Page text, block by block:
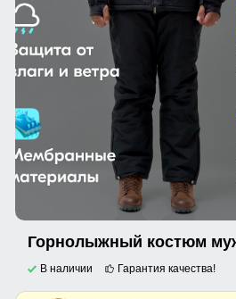
В наличии Гарантия качества!